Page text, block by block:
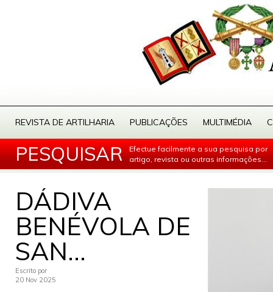
REVISTA DE ARTILHARIA PUBLICAÇÕES MULTIMÉDIA
PESQUISAR
Efectue facilmente a sua pesquisa por
artigo, revista ou outras informações...
DÁDIVA
BENÉVOLA DE
SAN...
Escrito por
20 Nov 2025